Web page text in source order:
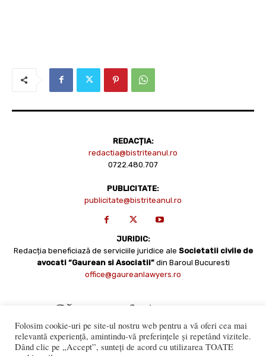
REDACȚIA:
redactia@bistriteanul.ro
0722.480.707
PUBLICITATE:
publicitate@bistriteanul.ro
JURIDIC:
Redacția beneficiază de serviciile juridice ale Societatii civile de
avocati “Gaurean si Asociatii” din Baroul Bucuresti
office@gaureanlawyers.ro
Folosim cookie-uri pe site-ul nostru web pentru a vă oferi cea mai
relevantă experiență, amintindu-vă preferințele și repetând vizitele.
Dând clic pe „Accept”, sunteți de acord cu utilizarea TOATE